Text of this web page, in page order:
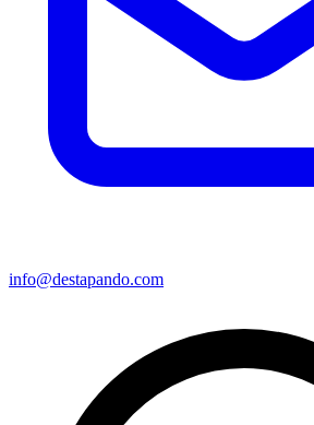
info@destapando.com